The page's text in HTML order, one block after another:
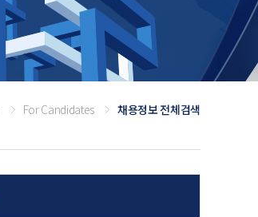
For Candidates 채용정보 전체검색